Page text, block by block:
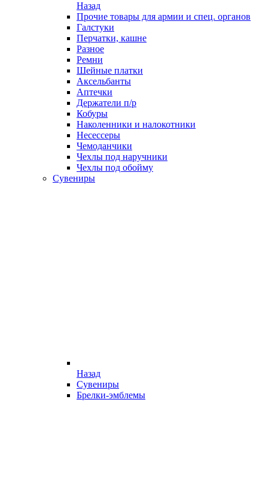
Назад
Прочие товары для армии и спец. органов
Галстуки
Перчатки, кашне
Разное
Ремни
Шейные платки
Аксельбанты
Аптечки
Держатели п/р
Кобуры
Наколенники и налокотники
Несессеры
Чемоданчики
Чехлы под наручники
Чехлы под обойму
Сувениры
Назад
Сувениры
Брелки-эмблемы